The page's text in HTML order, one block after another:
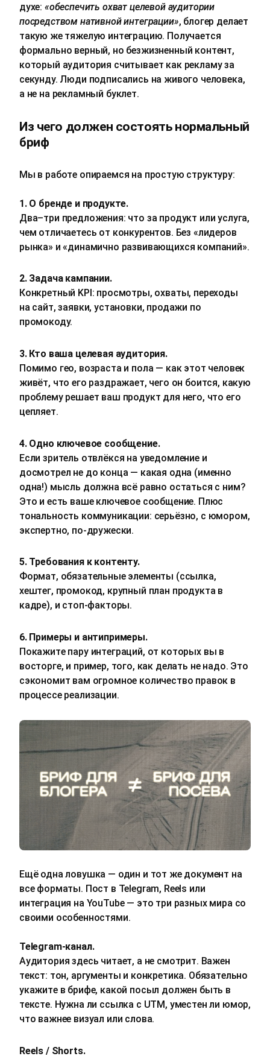
духе: «обеспечить охват целевой аудитории
посредством нативной интеграции», блогер делает
такую же тяжелую интеграцию. Получается
формально верный, но безжизненный контент,
который аудитория считывает как рекламу за
секунду. Люди подписались на живого человека,
а не на рекламный буклет.
Из чего должен состоять нормальный
бриф
Мы в работе опираемся на простую структуру:
1. О бренде и продукте.
Два–три предложения: что за продукт или услуга,
чем отличаетесь от конкурентов. Без «лидеров
рынка» и «динамично развивающихся компаний».
2. Задача кампании.
Конкретный KPI: просмотры, охваты, переходы
на сайт, заявки, установки, продажи по
промокоду.
3. Кто ваша целевая аудитория.
Помимо гео, возраста и пола — как этот человек
живёт, что его раздражает, чего он боится, какую
проблему решает ваш продукт для него, что его
цепляет.
4. Одно ключевое сообщение.
Если зритель отвлёкся на уведомление и
досмотрел не до конца — какая одна (именно
одна!) мысль должна всё равно остаться с ним?
Это и есть ваше ключевое сообщение. Плюс
тональность коммуникации: серьёзно, с юмором,
экспертно, по-дружески.
5. Требования к контенту.
Формат, обязательные элементы (ссылка,
хештег, промокод, крупный план продукта в
кадре), и стоп-факторы.
6. Примеры и антипримеры.
Покажите пару интеграций, от которых вы в
восторге, и пример, того, как делать не надо. Это
сэкономит вам огромное количество правок в
процессе реализации.
Ещё одна ловушка — один и тот же документ на
все форматы. Пост в Telegram, Reels или
интеграция на YouTube — это три разных мира со
своими особенностями.
Telegram‑канал.
Аудитория здесь читает, а не смотрит. Важен
текст: тон, аргументы и конкретика. Обязательно
укажите в брифе, какой посыл должен быть в
тексте. Нужна ли ссылка с UTM, уместен ли юмор,
что важнее визуал или слова.
Reels / Shorts.